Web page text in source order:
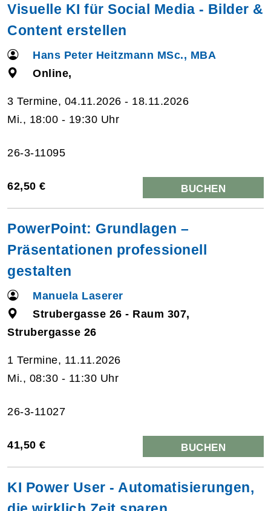
Visuelle KI für Social Media - Bilder &
Content erstellen
Hans Peter Heitzmann MSc., MBA
Online,
3 Termine, 04.11.2026 - 18.11.2026
Mi., 18:00 - 19:30 Uhr
26-3-11095
62,50 € BUCHEN
PowerPoint: Grundlagen –
Präsentationen professionell
gestalten
Manuela Laserer
Strubergasse 26 - Raum 307,
Strubergasse 26
1 Termine, 11.11.2026
Mi., 08:30 - 11:30 Uhr
26-3-11027
41,50 € BUCHEN
KI Power User - Automatisierungen,